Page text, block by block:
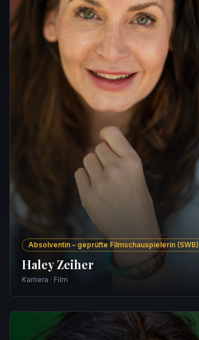
Absolventin – geprüfte Filmschauspielerin (SWB)
Haley Zeiher
Kamera · Film